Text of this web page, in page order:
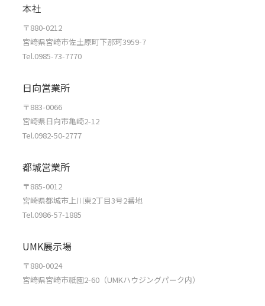
本社
〒880-0212
宮崎県宮崎市佐土原町下那珂3959-7
Tel.0985-73-7770
日向営業所
〒883-0066
宮崎県日向市亀崎2-12
Tel.0982-50-2777
都城営業所
〒885-0012
宮崎県都城市上川東2丁目3号2番地
Tel.0986-57-1885
UMK展示場
〒880-0024
宮崎県宮崎市祇園2-60（UMKハウジングパーク内）